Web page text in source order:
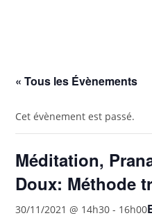
« Tous les Évènements
Cet évènement est passé.
Méditation,
Doux: Méthode
30/11/2021 @ 14h30 - 16h00